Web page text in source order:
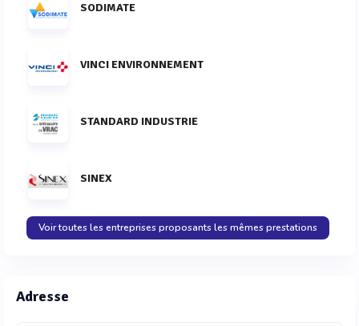
SODIMATE
VINCI ENVIRONNEMENT
STANDARD INDUSTRIE
SINEX
Voir toutes les entreprises proposants les mêmes prestations
Adresse